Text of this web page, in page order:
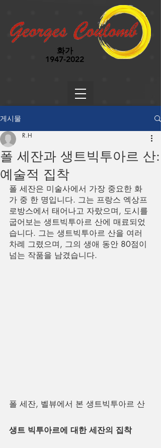
화가
1947-2022
게시물
폴 세잔과 생트빅투아르 산:
예술적 집착
R.H
폴 세잔은 미술사에서 가장 중요한 화
가 중 한 명입니다. 그는 프랑스 엑상프
로방스에서 태어나고 자랐으며, 도시를
굽어보는 생트빅투아르 산에 매료되었
습니다. 그는 생트빅투아르 산을 여러
차례 그렸으며, 그의 생애 동안 80점이
넘는 작품을 남겼습니다.
폴 세잔, 벨뷰에서 본 생트빅투아르 산
생트 빅투아르에 대한 세잔의 집착